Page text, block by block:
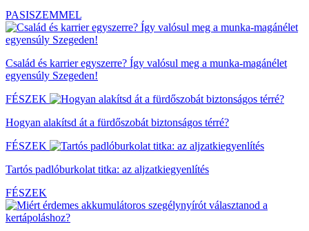
PASISZEMMEL
Család és karrier egyszerre? Így valósul meg a munka-magánélet
egyensúly Szegeden!
FÉSZEK
Hogyan alakítsd át a fürdőszobát biztonságos térré?
FÉSZEK
Tartós padlóburkolat titka: az aljzatkiegyenlítés
FÉSZEK